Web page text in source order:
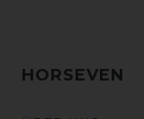
HORSEVEN